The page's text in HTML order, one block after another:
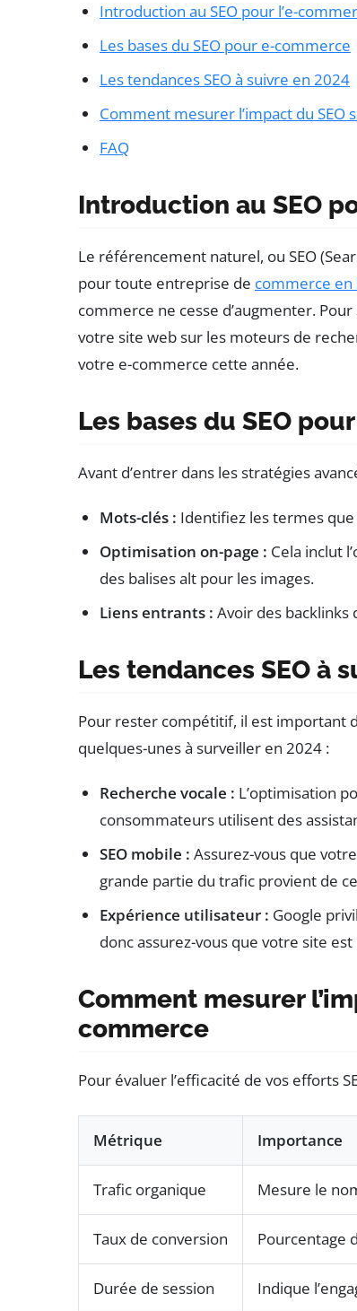
Introduction au SEO pour l’e-
Les bases du SEO pour e-commerce
Les tendances SEO à suivre en 2024
Comment mesurer l’impact du SEO
FAQ
Introduction au SEO
Le référencement naturel, ou SEO
pour toute entreprise de commerce en
commerce ne cesse d’augmenter.
votre site web sur les moteurs de
votre e-commerce cette année.
Les bases du SEO
Avant d’entrer dans les stratégies
Mots-clés : Identifiez les termes
Optimisation on-page : Cela inclut
des balises alt pour les images.
Liens entrants : Avoir des
Les tendances SEO à
Pour rester compétitif, il est important
quelques-unes à surveiller en 2024 :
Recherche vocale : L’optimisation
consommateurs utilisent des
SEO mobile : Assurez-vous que
grande partie du trafic provient de
Expérience utilisateur : Google
donc assurez-vous que votre site
Comment mesurer
commerce
Pour évaluer l’efficacité de vos efforts
Métrique Importance
Trafic organique Mesure le
Taux de conversion Pourcentage
Durée de session Indique